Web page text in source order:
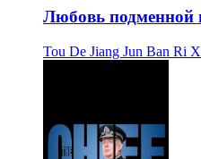
Любовь подменной
Tou De Jiang Jun Ban Ri